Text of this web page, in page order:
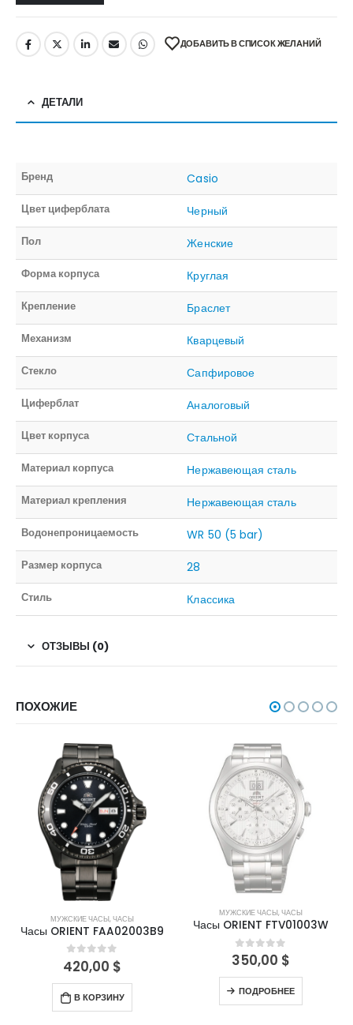
ДОБАВИТЬ В СПИСОК ЖЕЛАНИЙ
ДЕТАЛИ
Бренд Casio
Цвет циферблата Черный
Пол Женские
Форма корпуса Круглая
Крепление Браслет
Механизм Кварцевый
Стекло Сапфировое
Циферблат Аналоговый
Цвет корпуса Стальной
Материал корпуса Нержавеющая сталь
Материал крепления Нержавеющая сталь
Водонепроницаемость WR 50 (5 bar)
Размер корпуса 28
Стиль Классика
ОТЗЫВЫ (0)
ПОХОЖИЕ
МУЖСКИЕ ЧАСЫ,ЧАСЫ
Часы ORIENT FAA02003B9
0out of 5
420,00 $
В КОРЗИНУ
НЕТ В НАЛИЧИИ
МУЖСКИЕ ЧАСЫ,ЧАСЫ
Часы ORIENT FTV01003W
0out of 5
350,00 $
ПОДРОБНЕЕ